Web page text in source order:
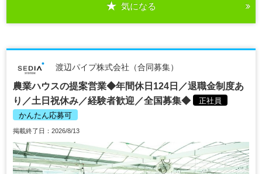
気になる
渡辺パイプ株式会社（合同募集）
農業ハウスの提案営業◆年間休日124日／退職金制度あ
り／土日祝休み／経験者歓迎／全国募集◆
正社員
かんたん応募可
掲載終了日：2026/8/13